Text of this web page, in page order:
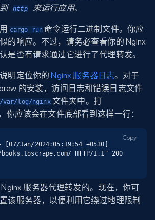
到http来运行应用。
cargo run 命令运行二进制文件。你应
的响应。不过，请务必查看你的 Nginx
是否有请求通过它进行了代理转发。
明定位你的Nginx 服务器日志。对于
的安装，访问日志和错误日志文件
var/log/nginx文件夹中。打
你应该会在文件底部看到这样一行：
Jan/2024:05:19:54 +0530]
HTTP/1.1" 200
Copy
服务器代理转发的。现在，你可
该服务器，以便利用它绕过地理限制